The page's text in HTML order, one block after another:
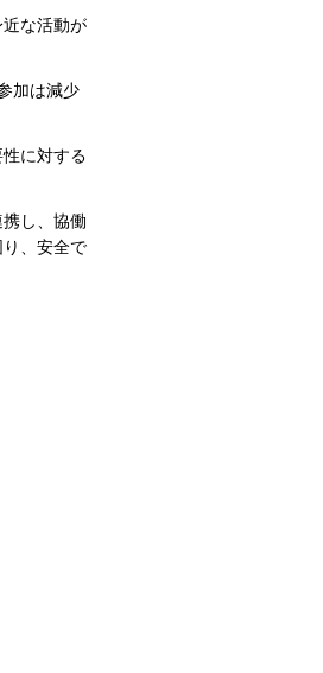
な活動が
加は減少
に対する
し、協働
、安全で